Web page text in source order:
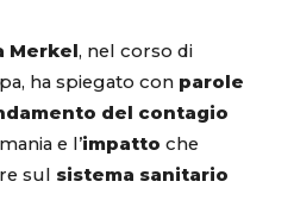
Merkel , nel corso di
ha spiegato con parole
del contagio
e l’impatto che
sul sistema sanitario